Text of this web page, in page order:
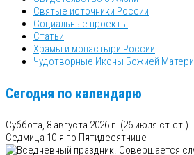
Святые источники России
Социальные проекты
Статьи
Храмы и монастыри России
Чудотворные Иконы Божией Матери
Сегодня по календарю
Суббота, 8 августа 2026 г. (26 июля ст.ст.)
Седмица 10-я по Пятидесятнице